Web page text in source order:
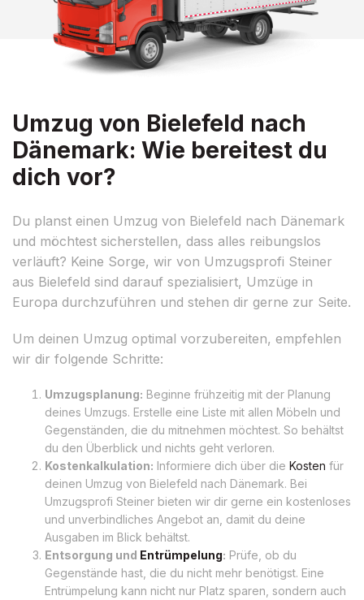
Umzug von Bielefeld nach
Dänemark: Wie bereitest du
dich vor?
Du planst einen Umzug von Bielefeld nach Dänemark
und möchtest sicherstellen, dass alles reibungslos
verläuft? Keine Sorge, wir von Umzugsprofi Steiner
aus Bielefeld sind darauf spezialisiert, Umzüge in
Europa durchzuführen und stehen dir gerne zur Seite.
Um deinen Umzug optimal vorzubereiten, empfehlen
wir dir folgende Schritte:
Umzugsplanung: Beginne frühzeitig mit der Planung
deines Umzugs. Erstelle eine Liste mit allen Möbeln und
Gegenständen, die du mitnehmen möchtest. So behältst
du den Überblick und nichts geht verloren.
Kostenkalkulation: Informiere dich über die Kosten für
deinen Umzug von Bielefeld nach Dänemark. Bei
Umzugsprofi Steiner bieten wir dir gerne ein kostenloses
und unverbindliches Angebot an, damit du deine
Ausgaben im Blick behältst.
Entsorgung und Entrümpelung: Prüfe, ob du
Gegenstände hast, die du nicht mehr benötigst. Eine
Entrümpelung kann nicht nur Platz sparen, sondern auch